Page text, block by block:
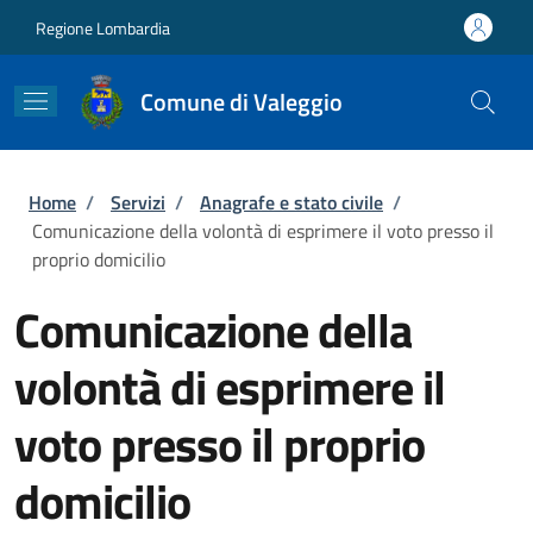
Regione Lombardia
Comune di Valeggio
Briciole di pane
Home / Servizi / Anagrafe e stato civile /
Comunicazione della volontà di esprimere il voto presso il
proprio domicilio
Comunicazione della
volontà di esprimere il
voto presso il proprio
domicilio